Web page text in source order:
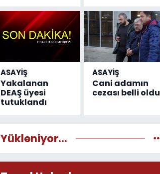
ASAYİŞ
Yakalanan
DEAŞ üyesi
tutuklandı
ASAYİŞ
Cani adamın
cezası belli oldu
Yükleniyor...